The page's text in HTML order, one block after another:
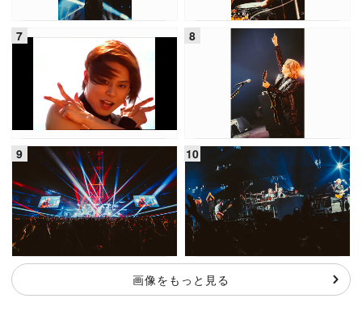
画像をもっと見る